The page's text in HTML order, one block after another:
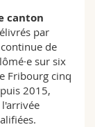
canton
par
de
sur six
Fribourg cinq
2015,